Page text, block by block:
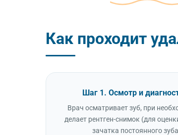
Как проходит
Шаг 1. Осмотр и
Врач осматривает зуб, при
делает рентген-снимок (для
зачатка постоянного